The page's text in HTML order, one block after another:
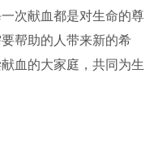
次献血都是对生命的尊
帮助的人带来新的希
血的大家庭，共同为生